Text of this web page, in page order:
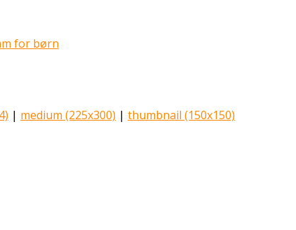
for børn
| medium (225x300) | thumbnail (150x150)